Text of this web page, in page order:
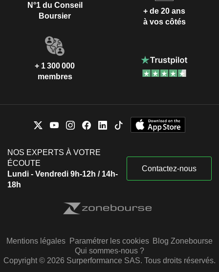
N°1 du Conseil
Boursier
+ de 20 ans
à vos côtés
+ 1 300 000
membres
NOS EXPERTS À VOTRE
ÉCOUTE
Lundi - Vendredi 9h-12h / 14h-
18h
Contactez-nous
Mentions légales Paramétrer les cookies Blog Zonebourse
Qui sommes-nous ?
Copyright © 2026 Surperformance SAS. Tous droits réservés.